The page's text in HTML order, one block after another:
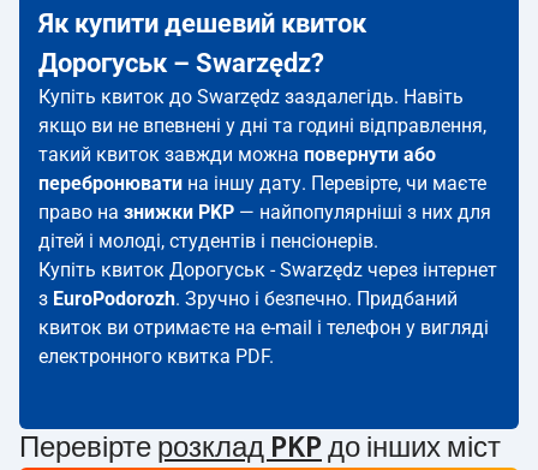
Як купити дешевий квиток
Дорогуськ – Swarzędz?
Купіть квиток до Swarzędz заздалегідь. Навіть
якщо ви не впевнені у дні та годині відправлення,
такий квиток завжди можна повернути або
перебронювати на іншу дату. Перевірте, чи маєте
право на знижки PKP — найпопулярніші з них для
дітей і молоді, студентів і пенсіонерів.
Купіть квиток Дорогуськ - Swarzędz через інтернет
з EuroPodorozh. Зручно і безпечно. Придбаний
квиток ви отримаєте на e-mail і телефон у вигляді
електронного квитка PDF.
Перевірте розклад PKP до інших міст